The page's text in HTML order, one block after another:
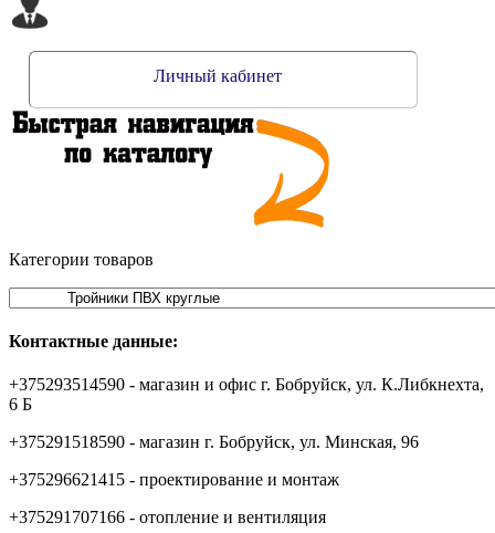
Личный кабинет
Категории товаров
Контактные данные:
+375293514590 - магазин и офис г. Бобруйск, ул. К.Либкнехта,
6 Б
+375291518590 - магазин г. Бобруйск, ул. Минская, 96
+375296621415 - проектирование и монтаж
+375291707166 - отопление и вентиляция